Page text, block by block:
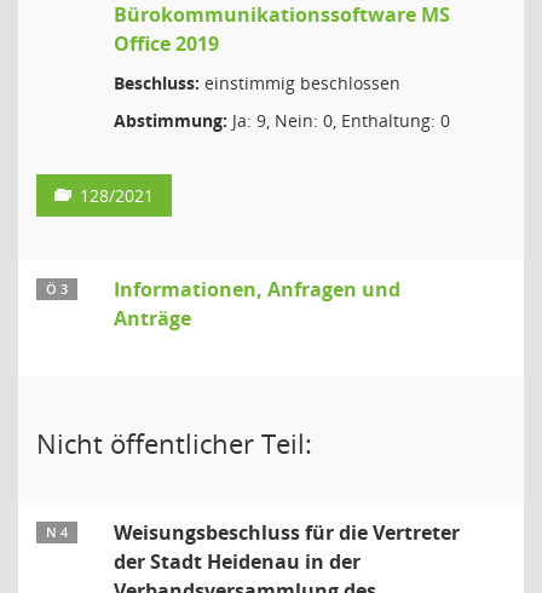
Bürokommunikationssoftware MS
Office 2019
Beschluss: einstimmig beschlossen
Abstimmung: Ja: 9, Nein: 0, Enthaltung: 0
128/2021
Ö 3
Informationen, Anfragen und
Anträge
Nicht öffentlicher Teil:
N 4
Weisungsbeschluss für die Vertreter
der Stadt Heidenau in der